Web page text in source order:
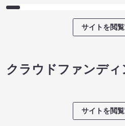
サイトを閲
クラウドファンディ
サイトを閲